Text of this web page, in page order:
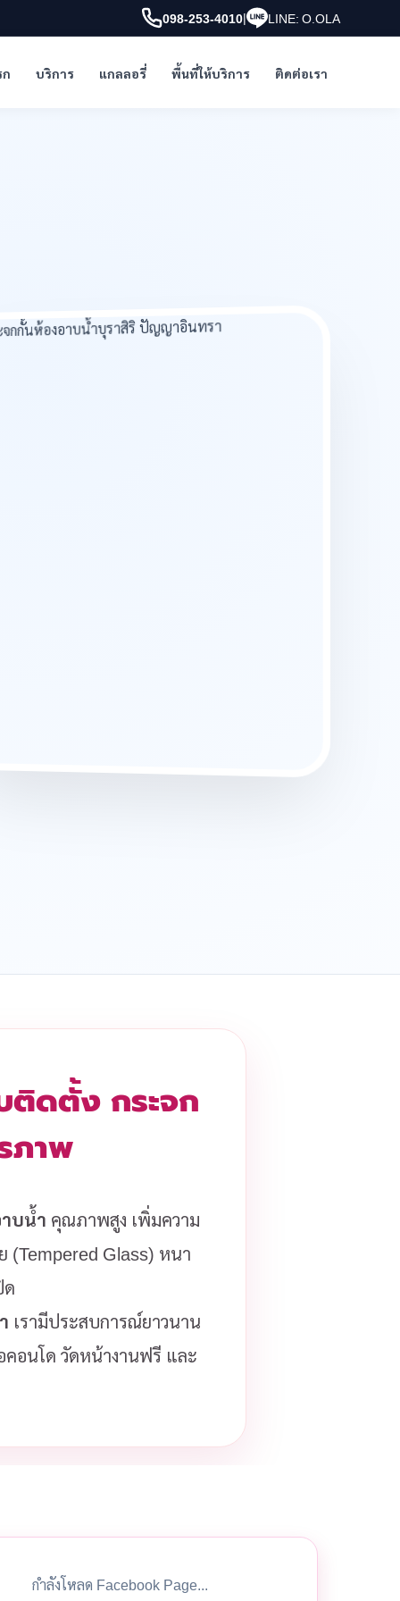
098-253-4010| LINE: O.OLA
บริการ แกลลอรี่ พื้นที่ให้บริการ ติดต่อเรา
ติดตั้ง กระจก
ภาพ
บน้ำ คุณภาพสูง เพิ่มความ
(Tempered Glass) หนา
ด
เรามีประสบการณ์ยาวนาน
คอนโด วัดหน้างานฟรี และ
กำลังโหลด Facebook Page...